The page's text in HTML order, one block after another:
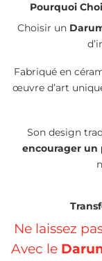
Pourquoi
Choisir un
Fabriqué en
œuvre d’art
Son design
encourager un
Ne laissez
Avec le